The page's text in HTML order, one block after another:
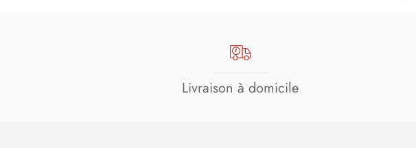
Livraison à domicile